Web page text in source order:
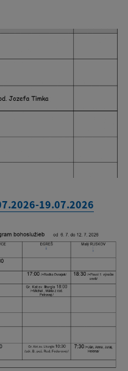
19.07.2026